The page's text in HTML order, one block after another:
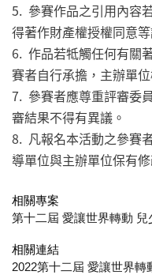
5. 參賽作品之引用內容
得著作財產權授權同意
6. 作品若牴觸任何有關
賽者自行承擔，主辦單
7. 參賽者應尊重評審委
審結果不得有異議。
8. 凡報名本活動之參賽
導單位與主辦單位保有
相關專案
第十二屆 愛讓世界轉動 兒
相關連結
2022第十二屆 愛讓世界轉